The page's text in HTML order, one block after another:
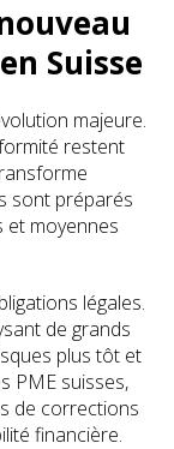
Suisse
majeure.
restent
sont préparés
et moyennes
légales.
de grands
plus tôt et
PME suisses,
de corrections
financière.